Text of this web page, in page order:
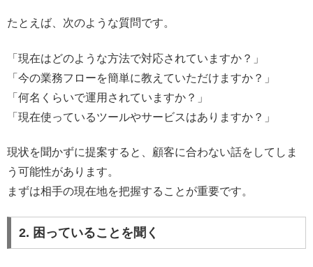
たとえば、次のような質問です。
「現在はどのような方法で対応されていますか？」
「今の業務フローを簡単に教えていただけますか？」
「何名くらいで運用されていますか？」
「現在使っているツールやサービスはありますか？」
現状を聞かずに提案すると、顧客に合わない話をしてしま
う可能性があります。
まずは相手の現在地を把握することが重要です。
2. 困っていることを聞く